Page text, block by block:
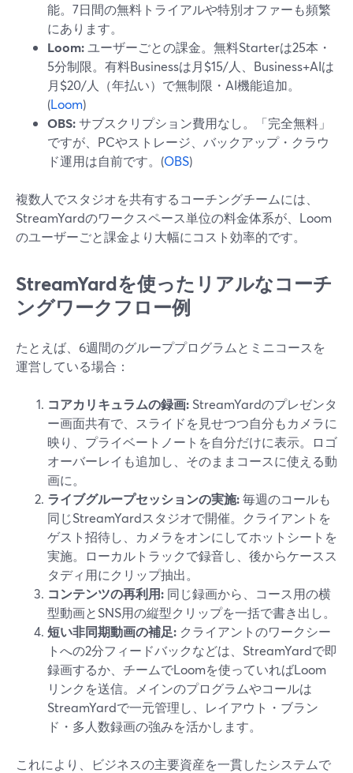
能。7日間の無料トライアルや特別オファーも頻繁
にあります。
Loom:ユーザーごとの課金。無料Starterは25本・
5分制限。有料Businessは月$15/人、Business+AIは
月$20/人（年払い）で無制限・AI機能追加。
(Loom)
OBS:サブスクリプション費用なし。「完全無料」
ですが、PCやストレージ、バックアップ・クラウ
ド運用は自前です。(OBS)
複数人でスタジオを共有するコーチングチームには、
StreamYardのワークスペース単位の料金体系が、Loom
のユーザーごと課金より大幅にコスト効率的です。
StreamYardを使ったリアルなコーチ
ングワークフロー例
たとえば、6週間のグループプログラムとミニコースを
運営している場合：
コアカリキュラムの録画: StreamYardのプレゼンタ
ー画面共有で、スライドを見せつつ自分もカメラに
映り、プライベートノートを自分だけに表示。ロゴ
オーバーレイも追加し、そのままコースに使える動
画に。
ライブグループセッションの実施:毎週のコールも
同じStreamYardスタジオで開催。クライアントを
ゲスト招待し、カメラをオンにしてホットシートを
実施。ローカルトラックで録音し、後からケースス
タディ用にクリップ抽出。
コンテンツの再利用: 同じ録画から、コース用の横
型動画とSNS用の縦型クリップを一括で書き出し。
短い非同期動画の補足: クライアントのワークシー
トへの2分フィードバックなどは、StreamYardで即
録画するか、チームでLoomを使っていればLoom
リンクを送信。メインのプログラムやコールは
StreamYardで一元管理し、レイアウト・ブラン
ド・多人数録画の強みを活かします。
これにより、ビジネスの主要資産を一貫したシステムで